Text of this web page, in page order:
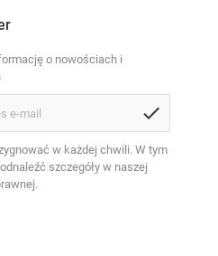
o nowościach i
check
w każdej chwili. W tym
szczegóły w naszej